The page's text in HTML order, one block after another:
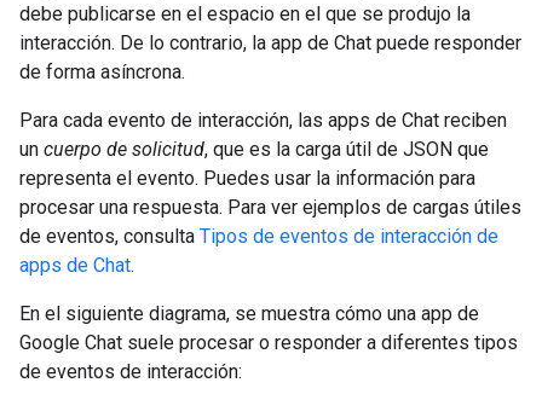
debe publicarse en el espacio en el que se produjo la
interacción. De lo contrario, la app de Chat puede responder
de forma asíncrona.
Para cada evento de interacción, las apps de Chat reciben
un cuerpo de solicitud, que es la carga útil de JSON que
representa el evento. Puedes usar la información para
procesar una respuesta. Para ver ejemplos de cargas útiles
de eventos, consulta Tipos de eventos de interacción de
apps de Chat.
En el siguiente diagrama, se muestra cómo una app de
Google Chat suele procesar o responder a diferentes tipos
de eventos de interacción: